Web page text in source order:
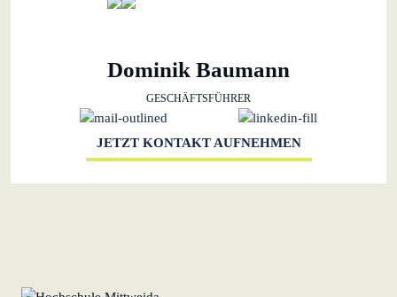
Dominik Baumann
GESCHÄFTSFÜHRER
JETZT KONTAKT AUFNEHMEN